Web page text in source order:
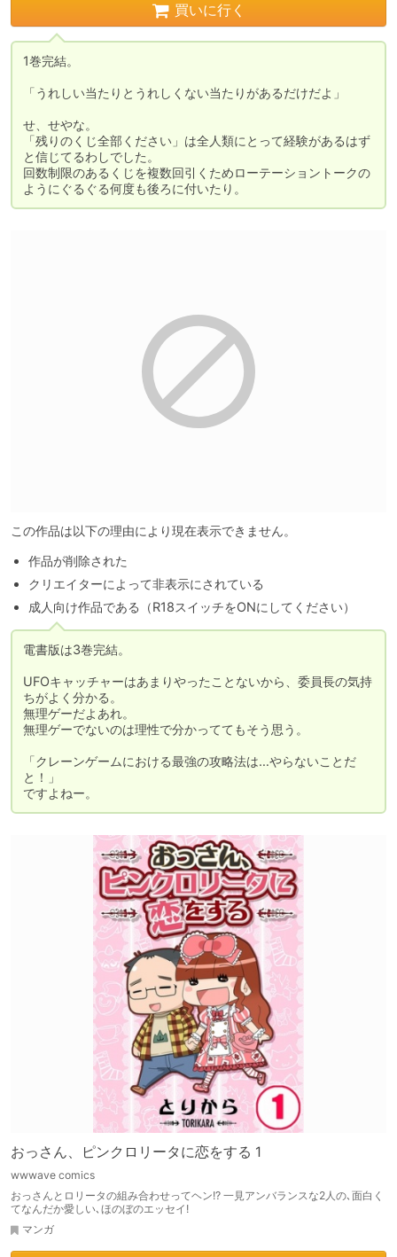
買いに行く
1巻完結。
「うれしい当たりとうれしくない当たりがあるだけだよ」
せ、せやな。
「残りのくじ全部ください」は全人類にとって経験があるはず
と信じてるわしでした。
回数制限のあるくじを複数回引くためローテーショントークの
ようにぐるぐる何度も後ろに付いたり。
この作品は以下の理由により現在表示できません。
作品が削除された
クリエイターによって非表示にされている
成人向け作品である（R18スイッチをONにしてください）
電書版は3巻完結。
UFOキャッチャーはあまりやったことないから、委員長の気持
ちがよく分かる。
無理ゲーだよあれ。
無理ゲーでないのは理性で分かっててもそう思う。
「クレーンゲームにおける最強の攻略法は…やらないことだ
と！」
ですよねー。
おっさん、ピンクロリータに恋をする 1
wwwave comics
おっさんとロリータの組み合わせってヘン!? 一見アンバランスな2人の､面白く
てなんだか愛しい､ほのぼのエッセイ!
マンガ